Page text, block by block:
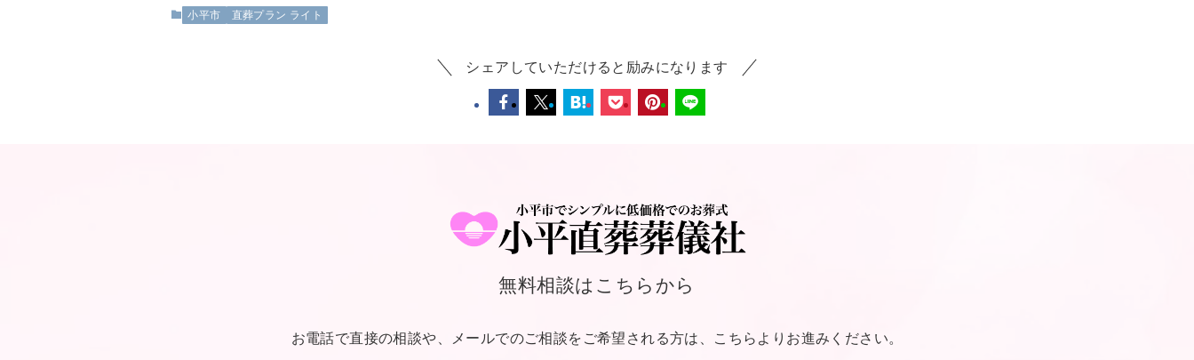
小平市 直葬プラン ライト
シェアしていただけると励みになります
無料相談はこちらから
お電話で直接の相談や、メールでのご相談を ご希望される方は、こちらよりお進みください。